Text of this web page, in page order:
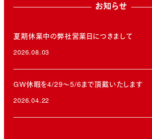
お知らせ
夏期休業中の弊社営業日につきまして
2026.08.03
GW休暇を4/29～5/6まで頂戴いたします
2026.04.22